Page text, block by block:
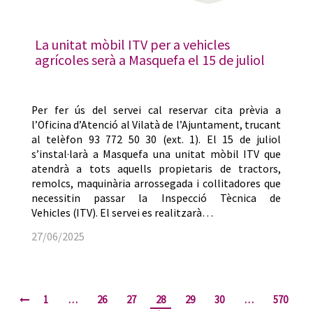
La unitat mòbil ITV per a vehicles
agrícoles serà a Masquefa el 15 de juliol
Per fer ús del servei cal reservar cita prèvia a
l’Oficina d’Atenció al Vilatà de l’Ajuntament, trucant
al telèfon 93 772 50 30 (ext. 1). El 15 de juliol
s’instal·larà a Masquefa una unitat mòbil ITV que
atendrà a tots aquells propietaris de tractors,
remolcs, maquinària arrossegada i collitadores que
necessitin passar la Inspecció Tècnica de
Vehicles (ITV). El servei es realitzarà…
27/06/2025
1 … 26 27 28 29 30 … 570